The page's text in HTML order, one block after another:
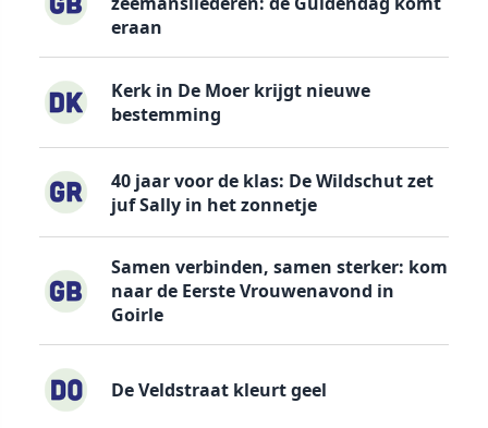
eraan
Kerk in De Moer krijgt nieuwe
bestemming
40 jaar voor de klas: De Wildschut zet
juf Sally in het zonnetje
Samen verbinden, samen sterker: kom
naar de Eerste Vrouwenavond in
Goirle
De Veldstraat kleurt geel